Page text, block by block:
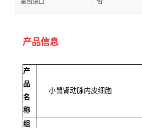
是否进口 否
产品信息
产
品
名
称
小鼠肾动脉内皮细胞
组